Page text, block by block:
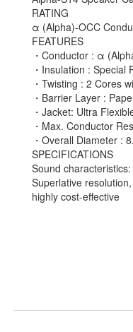
RATING
α (Alpha)-OCC
FEATURES
・Conductor : α
・Insulation : Special
・Twisting : 2 Cores
・Barrier Layer :
・Jacket: Ultra
・Max. Conductor
・Overall Diameter :
SPECIFICATIONS
Sound characteristics:
Superlative
highly cost-effective